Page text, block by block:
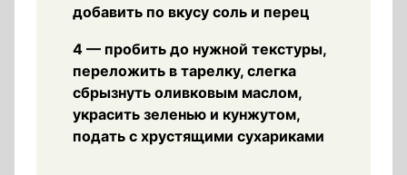
добавить по вкусу соль и перец
4 — пробить до нужной текстуры,
переложить в тарелку, слегка
сбрызнуть оливковым маслом,
украсить зеленью и кунжутом,
подать с хрустящими сухариками